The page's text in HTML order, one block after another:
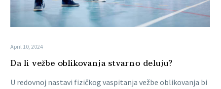
April 10, 2024
Da li vežbe oblikovanja stvarno deluju?
U redovnoj nastavi fizičkog vaspitanja vežbe oblikovanja bi